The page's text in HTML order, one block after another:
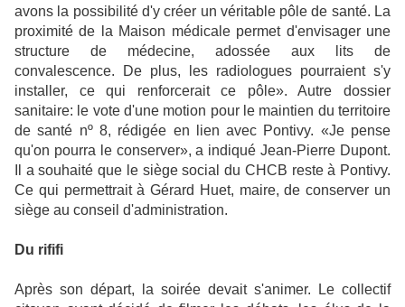
avons la possibilité d'y créer un véritable pôle de santé. La
proximité de la Maison médicale permet d'envisager une
structure de médecine, adossée aux lits de
convalescence. De plus, les radiologues pourraient s'y
installer, ce qui renforcerait ce pôle». Autre dossier
sanitaire: le vote d'une motion pour le maintien du territoire
de santé nº 8, rédigée en lien avec Pontivy. «Je pense
qu'on pourra le conserver», a indiqué Jean-Pierre Dupont.
Il a souhaité que le siège social du CHCB reste à Pontivy.
Ce qui permettrait à Gérard Huet, maire, de conserver un
siège au conseil d'administration.
Du rififi
Après son départ, la soirée devait s'animer. Le collectif